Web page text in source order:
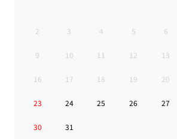
2 3 4 5 6
9 10 11 12 13
16 17 18 19 20
23 24 25 26 27
30 31